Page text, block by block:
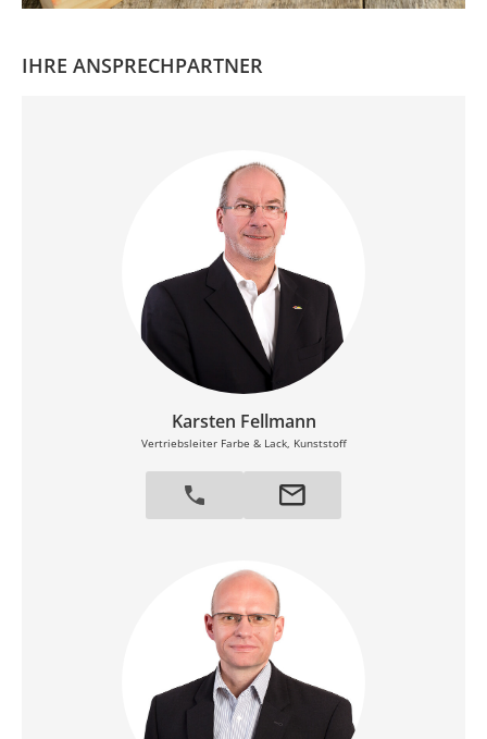
IHRE ANSPRECHPARTNER
Karsten Fellmann
Vertriebsleiter Farbe & Lack, Kunststoff